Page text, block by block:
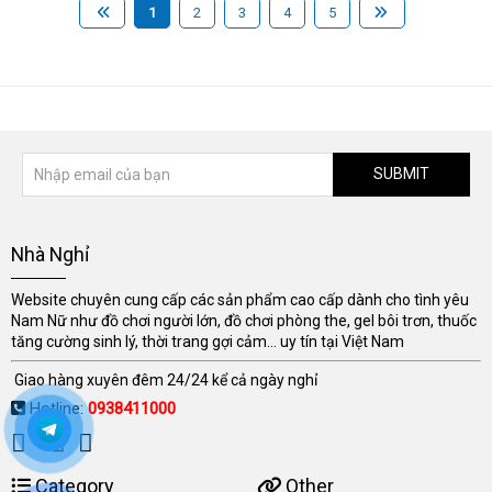
1 2 3 4 5
SUBMIT
Nhà Nghỉ
Website chuyên cung cấp các sản phẩm cao cấp dành cho tình yêu
Nam Nữ như đồ chơi người lớn, đồ chơi phòng the, gel bôi trơn, thuốc
tăng cường sinh lý, thời trang gợi cảm... uy tín tại Việt Nam
Giao hàng xuyên đêm 24/24 kể cả ngày nghỉ
Hotline:0938411000
Category Other